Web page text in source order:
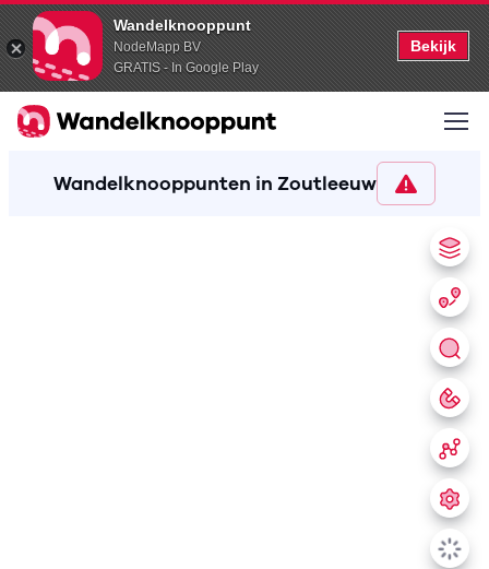
Wandelknooppunt
NodeMapp BV
GRATIS - In Google Play
Bekijk
Wandelknooppunten in Zoutleeuw